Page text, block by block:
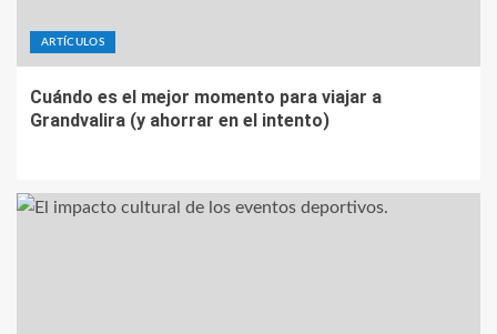
ARTÍCULOS
Cuándo es el mejor momento para viajar a
Grandvalira (y ahorrar en el intento)